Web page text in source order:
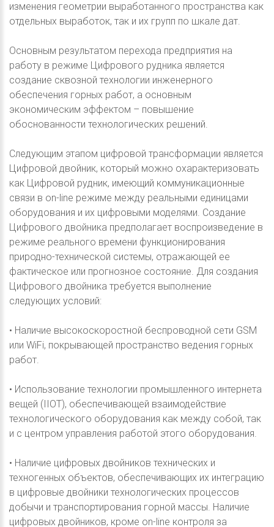
изменения геометрии выработанного пространства как
отдельных выработок, так и их групп по шкале дат.
Основным результатом перехода предприятия на
работу в режиме Цифрового рудника является
создание сквозной технологии инженерного
обеспечения горных работ, а основным
экономическим эффектом – повышение
обоснованности технологических решений.
Следующим этапом цифровой трансформации является
Цифровой двойник, который можно охарактеризовать
как Цифровой рудник, имеющий коммуникационные
связи в on-line режиме между реальными единицами
оборудования и их цифровыми моделями. Создание
Цифрового двойника предполагает воспроизведение в
режиме реального времени функционирования
природно-технической системы, отражающей ее
фактическое или прогнозное состояние. Для создания
Цифрового двойника требуется выполнение
следующих условий:
• Наличие высокоскоростной беспроводной сети GSM
или WiFi, покрывающей пространство ведения горных
работ.
• Использование технологии промышленного интернета
вещей (IIOT), обеспечивающей взаимодействие
технологического оборудования как между собой, так
и с центром управления работой этого оборудования.
• Наличие цифровых двойников технических и
техногенных объектов, обеспечивающих их интеграцию
в цифровые двойники технологических процессов
добычи и транспортирования горной массы. Наличие
цифровых двойников, кроме on-line контроля за